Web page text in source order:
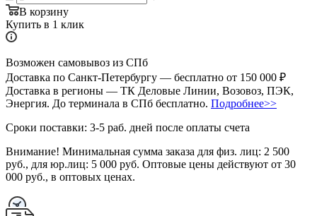
В корзину
Купить в 1 клик
Возможен самовывоз из СПб
Доставка по Санкт-Петербургу — бесплатно от 150 000 ₽
Доставка в регионы — ТК Деловые Линии, Возовоз, ПЭК,
Энергия. До терминала в СПб бесплатно. Подробнее>>
Сроки поставки: 3-5 раб. дней после оплаты счета
Внимание! Минимальная сумма заказа для физ. лиц: 2 500
руб., для юр.лиц: 5 000 руб. Оптовые цены действуют от 30
000 руб., в оптовых ценах.